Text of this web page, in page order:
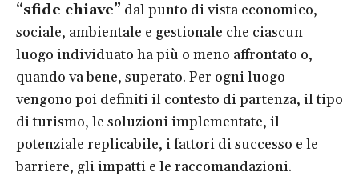
“sfide chiave” dal punto di vista economico,
sociale, ambientale e gestionale che ciascun
luogo individuato ha più o meno affrontato o,
quando va bene, superato. Per ogni luogo
vengono poi definiti il contesto di partenza, il tipo
di turismo, le soluzioni implementate, il
potenziale replicabile, i fattori di successo e le
barriere, gli impatti e le raccomandazioni.